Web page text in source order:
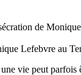
de
vie peut parfois